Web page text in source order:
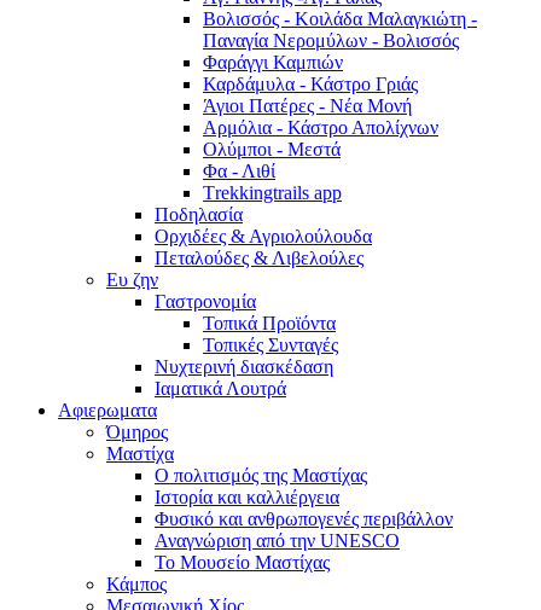
Βολισσός - Κοιλάδα Μαλαγκιώτη -
Παναγία Νερομύλων - Βολισσός
Φαράγγι Καμπιών
Καρδάμυλα - Κάστρο Γριάς
Άγιοι Πατέρες - Νέα Μονή
Αρμόλια - Κάστρο Απολίχνων
Ολύμποι - Μεστά
Φα - Λιθί
Τrekkingtrails app
Ποδηλασία
Ορχιδέες & Αγριολούλουδα
Πεταλούδες & Λιβελούλες
Ευ ζην
Γαστρονομία
Τοπικά Προϊόντα
Τοπικές Συνταγές
Νυχτερινή διασκέδαση
Ιαματικά Λουτρά
Αφιερωματα
Όμηρος
Μαστίχα
Ο πολιτισμός της Μαστίχας
Ιστορία και καλλιέργεια
Φυσικό και ανθρωπογενές περιβάλλον
Αναγνώριση από την UNESCO
Το Μουσείο Μαστίχας
Κάμπος